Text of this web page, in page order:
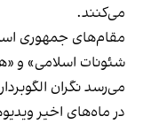
می‌کنند.
مقام‌های جمهوری
شئونات اسلامی» و
می‌رسد نگران
در ماه‌های اخیر